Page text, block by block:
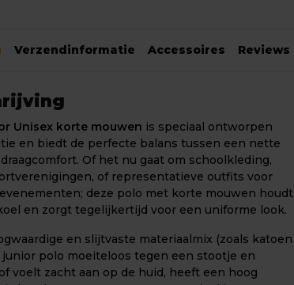
Verzendinformatie Accessoires Reviews
Unisex korte mouwen is speciaal ontworpen
en biedt de perfecte balans tussen een nette
Of het nu gaat om schoolkleding,
of representatieve outfits voor
deze polo met korte mouwen houdt
en zorgt tegelijkertijd voor een uniforme look.
en slijtvaste materiaalmix (zoals katoen
polo moeiteloos tegen een stootje en
voelt zacht aan op de huid, heeft een hoog